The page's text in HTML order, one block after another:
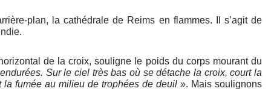
plan, la cathédrale de Reims en flammes. Il s’agit de
de la croix, souligne le poids du corps mourant du
Sur le ciel très bas où se détache la croix, court la
la fumée au milieu de trophées de deuil». Mais soulignons